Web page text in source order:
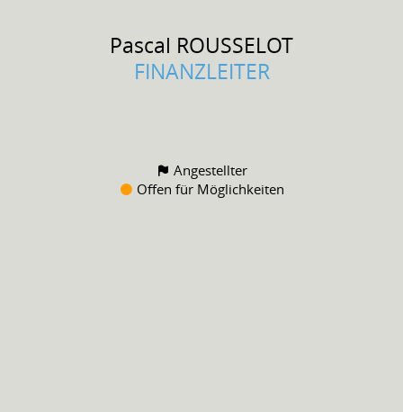
Pascal ROUSSELOT
FINANZLEITER
Angestellter
Offen für Möglichkeiten